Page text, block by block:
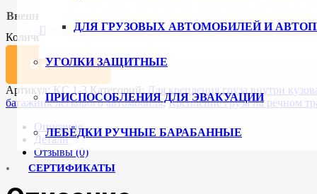
ПетербургУльяновскУфаХабаровскЧебоксарыЧелябинск
ДЛЯ ГРУЗОВЫХ АВТОМОБИЛЕЙ И
УГОЛКИ ЗАЩИТНЫЕ
ПРИСПОСОБЛЕНИЯ ДЛЯ ЭВАКУАЦИИ
ЛЕБЁДКИ РУЧНЫЕ БАРАБАННЫЕ
СЕРТИФИКАТЫ
Внешние размеры (мм)
Очистить
Количество товара КС 1-3
В корзину
Артикул: KC 1-3 Категорий: Для крепления груза внутри
багажник легкового автомобиля,Крепление груза на речном
Описание
Детали
Отзывы (0)